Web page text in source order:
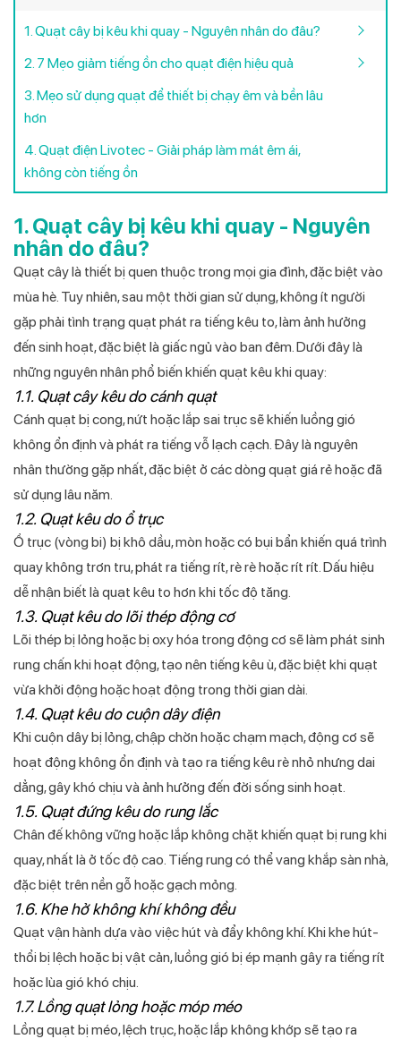
1. Quạt cây bị kêu khi quay - Nguyên nhân do đâu?
2. 7 Mẹo giảm tiếng ồn cho quạt điện hiệu quả
3. Mẹo sử dụng quạt để thiết bị chạy êm và bền lâu
hơn
4. Quạt điện Livotec - Giải pháp làm mát êm ái,
không còn tiếng ồn
1. Quạt cây bị kêu khi quay - Nguyên
nhân do đâu?
Quạt cây là thiết bị quen thuộc trong mọi gia đình, đặc biệt vào
mùa hè. Tuy nhiên, sau một thời gian sử dụng, không ít người
gặp phải tình trạng quạt phát ra tiếng kêu to, làm ảnh hưởng
đến sinh hoạt, đặc biệt là giấc ngủ vào ban đêm. Dưới đây là
những nguyên nhân phổ biến khiến quạt kêu khi quay:
1.1. Quạt cây kêu do cánh quạt
Cánh quạt bị cong, nứt hoặc lắp sai trục sẽ khiến luồng gió
không ổn định và phát ra tiếng vỗ lạch cạch. Đây là nguyên
nhân thường gặp nhất, đặc biệt ở các dòng quạt giá rẻ hoặc đã
sử dụng lâu năm.
1.2. Quạt kêu do ổ trục
Ổ trục (vòng bi) bị khô dầu, mòn hoặc có bụi bẩn khiến quá trình
quay không trơn tru, phát ra tiếng rít, rè rè hoặc rít rít. Dấu hiệu
dễ nhận biết là quạt kêu to hơn khi tốc độ tăng.
1.3. Quạt kêu do lõi thép động cơ
Lõi thép bị lỏng hoặc bị oxy hóa trong động cơ sẽ làm phát sinh
rung chấn khi hoạt động, tạo nên tiếng kêu ù, đặc biệt khi quạt
vừa khởi động hoặc hoạt động trong thời gian dài.
1.4. Quạt kêu do cuộn dây điện
Khi cuộn dây bị lỏng, chập chờn hoặc chạm mạch, động cơ sẽ
hoạt động không ổn định và tạo ra tiếng kêu rè nhỏ nhưng dai
dẳng, gây khó chịu và ảnh hưởng đến đời sống sinh hoạt.
1.5. Quạt đứng kêu do rung lắc
Chân đế không vững hoặc lắp không chặt khiến quạt bị rung khi
quay, nhất là ở tốc độ cao. Tiếng rung có thể vang khắp sàn nhà,
đặc biệt trên nền gỗ hoặc gạch mỏng.
1.6. Khe hở không khí không đều
Quạt vận hành dựa vào việc hút và đẩy không khí. Khi khe hút-
thổi bị lệch hoặc bị vật cản, luồng gió bị ép mạnh gây ra tiếng rít
hoặc lùa gió khó chịu.
1.7. Lồng quạt lỏng hoặc móp méo
Lồng quạt bị méo, lệch trục, hoặc lắp không khớp sẽ tạo ra